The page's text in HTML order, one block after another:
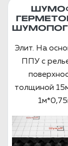
Элит. На
ППУ с
толщиной